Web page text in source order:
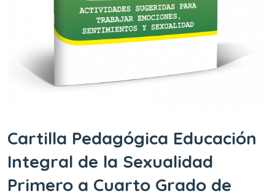
Cartilla Pedagógica Educación
Integral de la Sexualidad
Primero a Cuarto Grado de